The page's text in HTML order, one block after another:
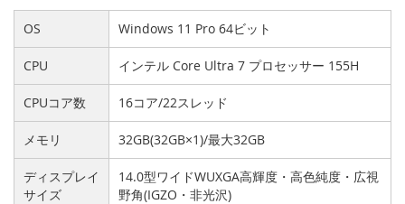
OS Windows 11 Pro 64ビット
CPU インテル Core Ultra 7 プロセッサー 155H
CPUコア数 16コア/22スレッド
メモリ 32GB(32GB×1)/最大32GB
ディスプレイ
サイズ
14.0型ワイドWUXGA高輝度・高色純度・広視
野角(IGZO・非光沢)